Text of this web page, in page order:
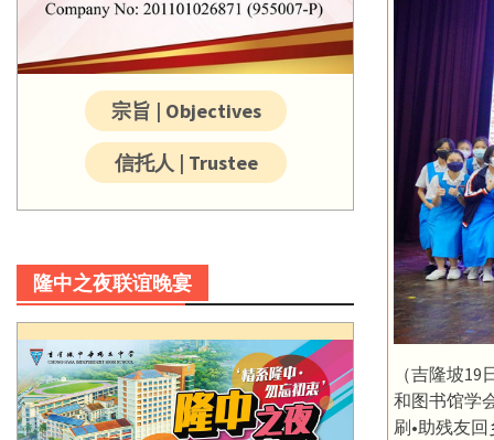
（吉隆坡
和图书馆学
刷•助残友
宗旨 | Objectives
信托人 | Trustee
隆中之夜联谊晚宴